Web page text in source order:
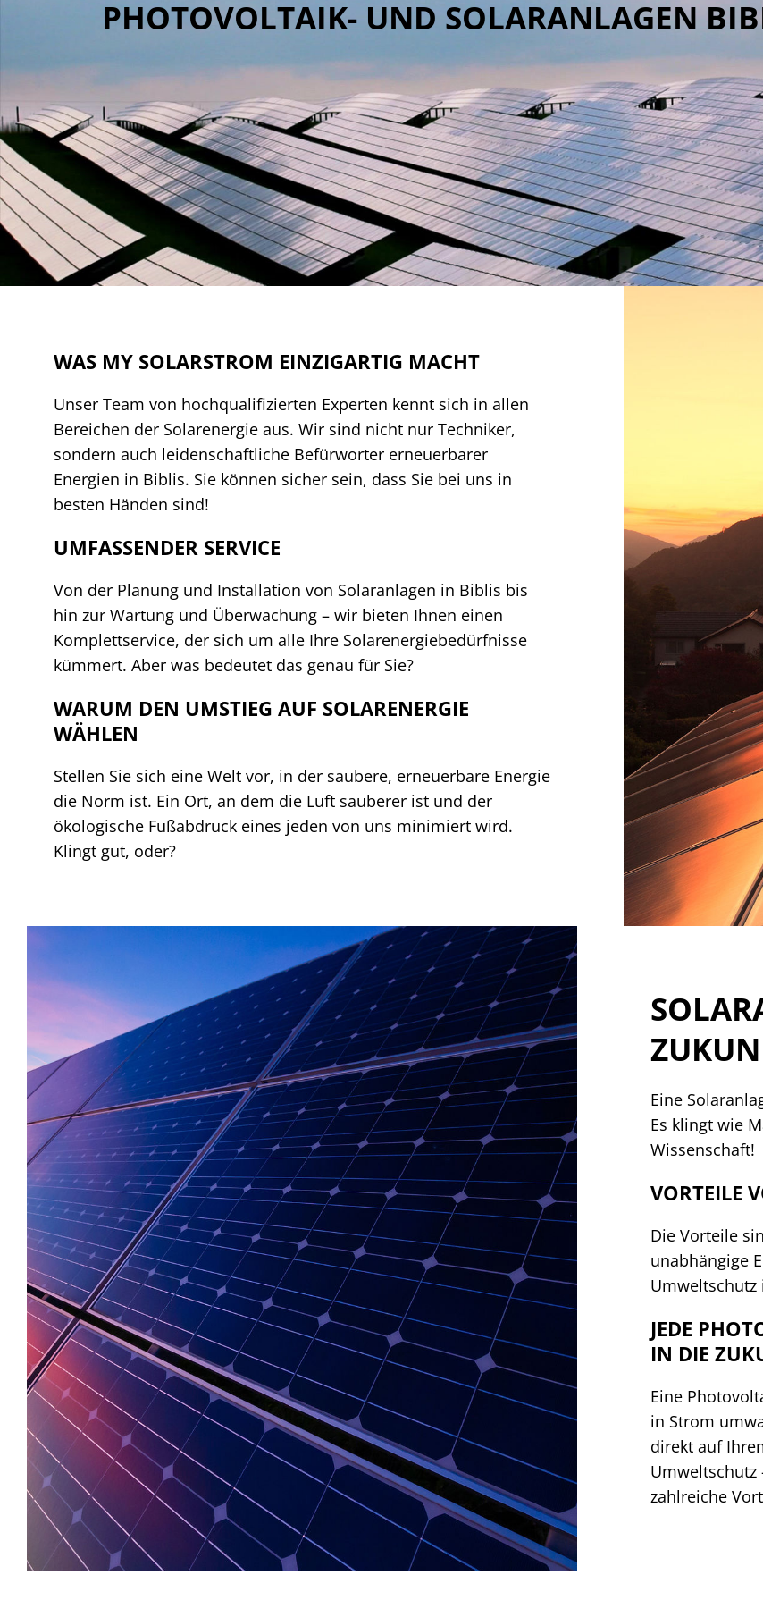
PHOTOVOLTAIK- UND SOLARANLAGEN
WAS MY SOLARSTROM EINZIGARTIG MACHT
Unser Team von hochqualifizierten Experten kennt sich in allen
Bereichen der Solarenergie aus. Wir sind nicht nur Techniker,
sondern auch leidenschaftliche Befürworter erneuerbarer
Energien in Biblis. Sie können sicher sein, dass Sie bei uns in
besten Händen sind!
UMFASSENDER SERVICE
Von der Planung und Installation von Solaranlagen in Biblis bis
hin zur Wartung und Überwachung – wir bieten Ihnen einen
Komplettservice, der sich um alle Ihre Solarenergiebedürfnisse
kümmert. Aber was bedeutet das genau für Sie?
WARUM DEN UMSTIEG AUF SOLARENERGIE
WÄHLEN
Stellen Sie sich eine Welt vor, in der saubere, erneuerbare Energie
die Norm ist. Ein Ort, an dem die Luft sauberer ist und der
ökologische Fußabdruck eines jeden von uns minimiert wird.
Klingt gut, oder?
Eine
Es klingt wie
Wissenschaft!
VORTEILE
Die Vorteile
unabhängige
Umweltschutz
JEDE
IN DIE
Eine
in Strom
direkt auf
zahlreiche